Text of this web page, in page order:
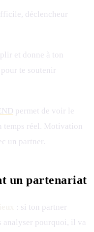
déclencheur
et donne à ton
te soutenir
permet de voir le
temps réel. Motivation
un partner .
un partenariat
: si ton partner
analyser pourquoi, il va